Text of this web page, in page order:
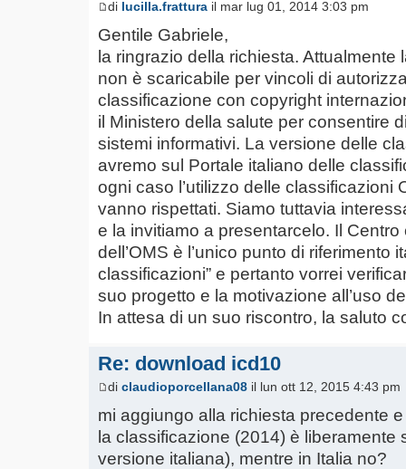
di lucilla.frattura il mar lug 01, 2014 3:03 pm
Gentile Gabriele,
la ringrazio della richiesta.
non è scaricabile per vincoli di
classificazione con copyright
il Ministero della salute per consentire
sistemi informativi. La versione delle
avremo sul Portale italiano delle
ogni caso l’utilizzo delle classificazioni
vanno rispettati. Siamo tuttavia
e la invitiamo a presentarcelo. Il
dell’OMS è l’unico punto di riferimento
classificazioni” e pertanto vorrei
suo progetto e la motivazione all’uso
In attesa di un suo riscontro, la saluto
Re: download icd10
di claudioporcellana08 il lun ott 12, 2015 4:43 pm
mi aggiungo alla richiesta precedente
la classificazione (2014) è liberamente
versione italiana), mentre in Italia no?